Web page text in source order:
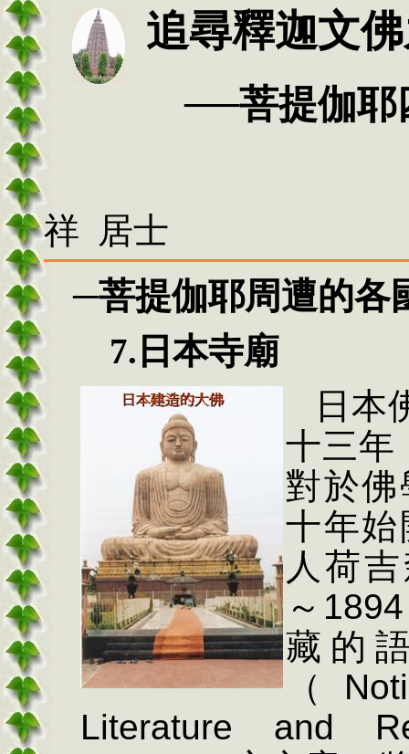
追尋釋迦文
──菩提伽耶四
祥 居士
─菩提伽耶周遭的各
7. 日本寺廟
日本
十三年
對於
十年始
人荷
～ 1894
藏的
（
Literature and